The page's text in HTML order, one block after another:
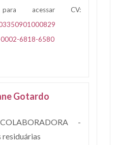
acessar CV:
6818-6580
Gotardo
-
residuárias